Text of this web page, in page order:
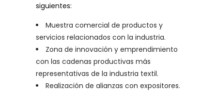
siguientes:
Muestra comercial de productos y
servicios relacionados con la industria.
Zona de innovación y emprendimiento
con las cadenas productivas más
representativas de la industria textil.
Realización de alianzas con expositores.